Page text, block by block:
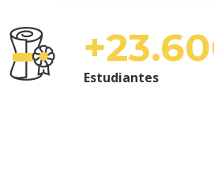
+
Estudiantes